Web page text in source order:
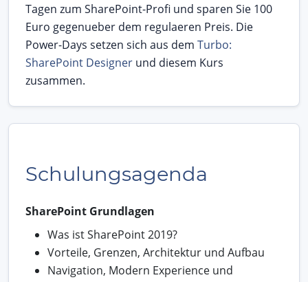
Tagen zum SharePoint-Profi und sparen Sie 100
Euro gegenueber dem regulaeren Preis. Die
Power-Days setzen sich aus dem Turbo:
SharePoint Designer und diesem Kurs
zusammen.
Schulungsagenda
SharePoint Grundlagen
Was ist SharePoint 2019?
Vorteile, Grenzen, Architektur und Aufbau
Navigation, Modern Experience und